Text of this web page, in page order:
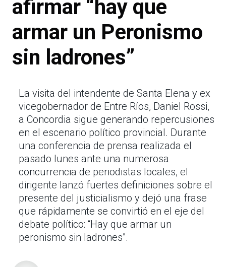
afirmar “hay que
armar un Peronismo
sin ladrones”
La visita del intendente de Santa Elena y ex
vicegobernador de Entre Ríos, Daniel Rossi,
a Concordia sigue generando repercusiones
en el escenario político provincial. Durante
una conferencia de prensa realizada el
pasado lunes ante una numerosa
concurrencia de periodistas locales, el
dirigente lanzó fuertes definiciones sobre el
presente del justicialismo y dejó una frase
que rápidamente se convirtió en el eje del
debate político: “Hay que armar un
peronismo sin ladrones”.